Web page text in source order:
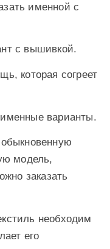
именной с
с вышивкой.
которая согреет
варианты.
модель,
заказать
необходим
его